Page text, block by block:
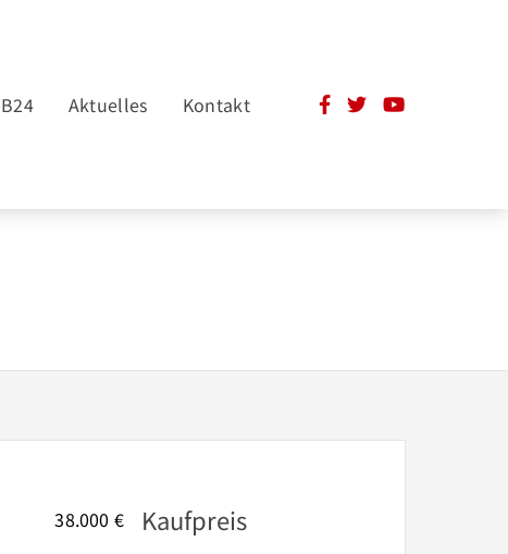
Aktuelles Kontakt
38.000 € Kaufpreis